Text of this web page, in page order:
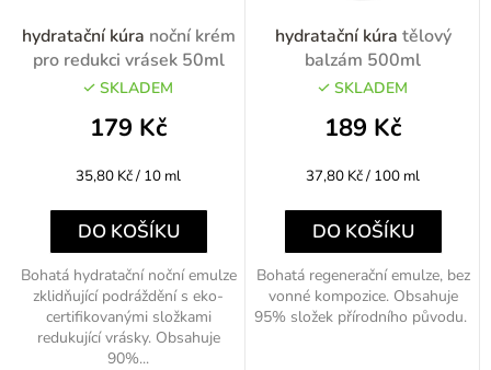
ohydratační kúra noční krém
pro redukci vrásek 50ml
SKLADEM
179 Kč
Měrná
35,80 Kč / 10 ml
DO KOŠÍKU
Bohatá hydratační noční emulze
zklidňující podráždění s eko-
certifikovanými složkami
redukující vrásky. Obsahuje
90%...
hydratační kúra tělový
balzám 500ml
SKLADEM
189 Kč
Měrná
37,80 Kč / 100 ml
DO KOŠÍKU
Bohatá regenerační emulze, bez
vonné kompozice. Obsahuje
95% složek přírodního původu.